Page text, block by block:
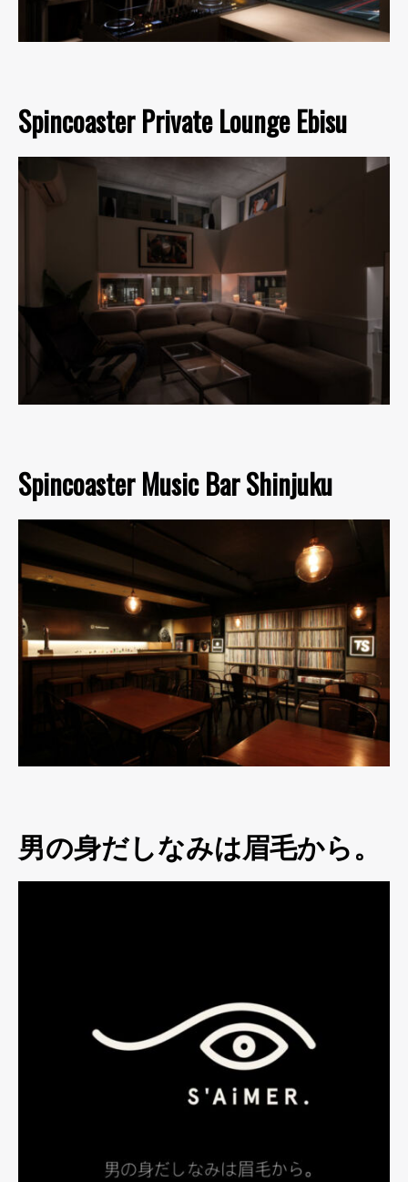
Spincoaster Private Lounge Ebisu
Spincoaster Music Bar Shinjuku
男の身だしなみは眉毛から。